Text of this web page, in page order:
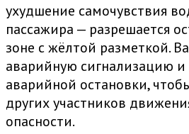
ухудшение самочувствия
пассажира — разрешается
зоне с жёлтой разметкой.
аварийную сигнализацию и
аварийной остановки,
других участников
опасности.